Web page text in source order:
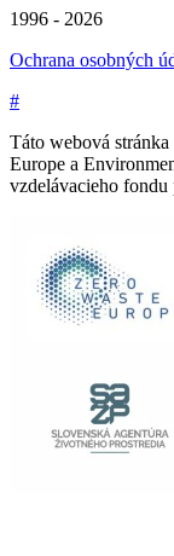
1996 - 2026
Ochrana osobných
#
Táto webová
Europe a
vzdelávacieho fondu